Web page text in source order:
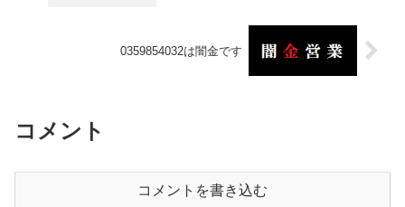
0359854032は闇金です
コメント
コメントを書き込む